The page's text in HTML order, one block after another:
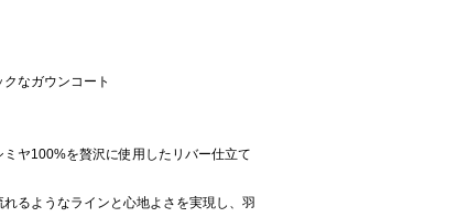
なガウンコート
ヤ100%を贅沢に使用したリバー仕立て
るようなラインと心地よさを実現し、羽